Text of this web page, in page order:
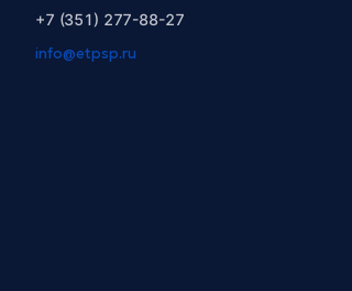
+7 (351) 277-88-27
info@etpsp.ru